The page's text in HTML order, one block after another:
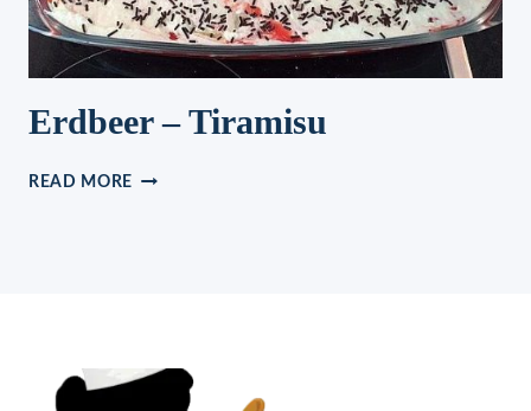
Erdbeer – Tiramisu
READ MORE ERDBEER